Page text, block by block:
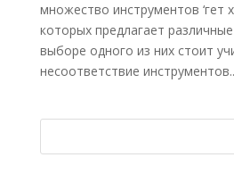
множество инструментов ‘гет
которых предлагает
выборе одного из них стоит
несоответствие